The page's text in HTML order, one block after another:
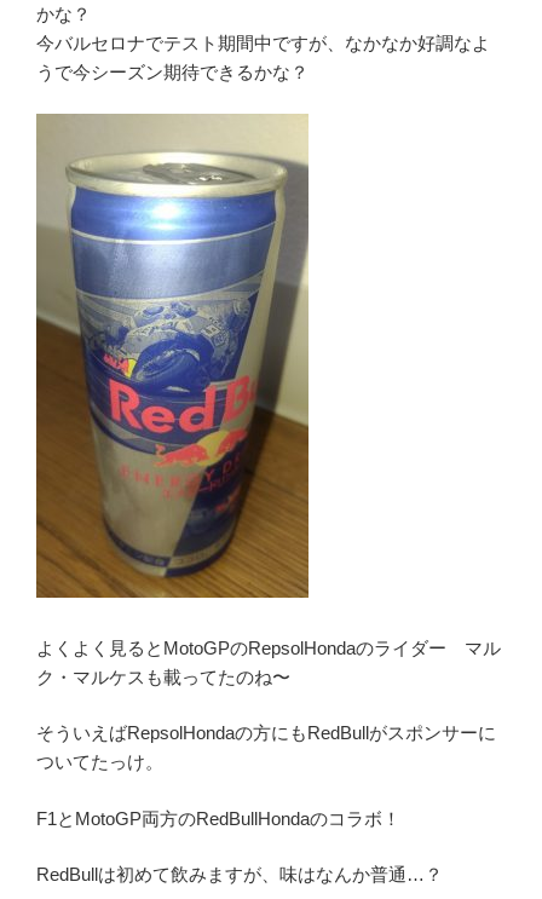
かな？
今バルセロナでテスト期間中ですが、なかなか好調なよ
うで今シーズン期待できるかな？
よくよく見るとMotoGPのRepsolHondaのライダー マル
ク・マルケスも載ってたのね〜
そういえばRepsolHondaの方にもRedBullがスポンサーに
ついてたっけ。
F1とMotoGP両方のRedBullHondaのコラボ！
RedBullは初めて飲みますが、味はなんか普通…？